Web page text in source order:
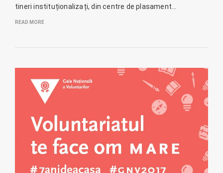
tineri instituționalizați, din centre de plasament…
READ MORE